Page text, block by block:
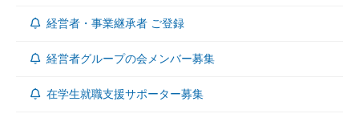
経営者・事業継承者 ご登録
経営者グループの会メンバー募集
在学生就職支援サポーター募集